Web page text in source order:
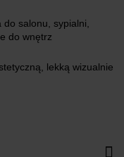
do salonu, sypialni,
do wnętrz
lekką wizualnie